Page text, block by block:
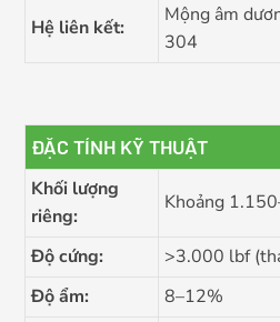
Hệ liên kết:
Mộng âm
304
ĐẶC TÍNH KỸ THUẬT
Khối lượng
riêng:
Khoảng
Độ cứng:
>3.000 lbf
Độ ẩm:
8–12%